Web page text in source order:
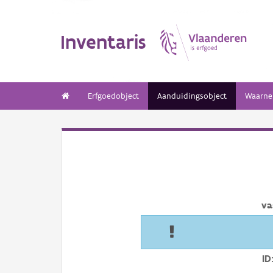
Inventaris
Erfgoedobject Aanduidingsobject
ID